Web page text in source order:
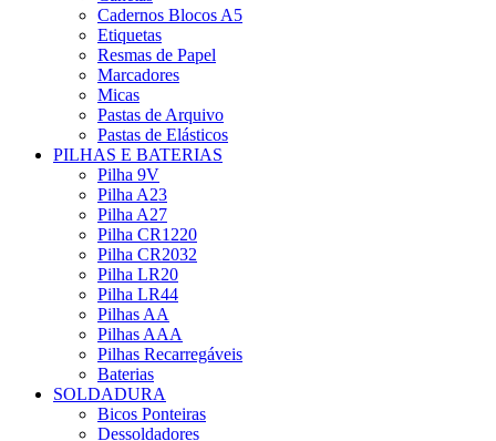
Cadernos Blocos A5
Etiquetas
Resmas de Papel
Marcadores
Micas
Pastas de Arquivo
Pastas de Elásticos
PILHAS E BATERIAS
Pilha 9V
Pilha A23
Pilha A27
Pilha CR1220
Pilha CR2032
Pilha LR20
Pilha LR44
Pilhas AA
Pilhas AAA
Pilhas Recarregáveis
Baterias
SOLDADURA
Bicos Ponteiras
Dessoldadores